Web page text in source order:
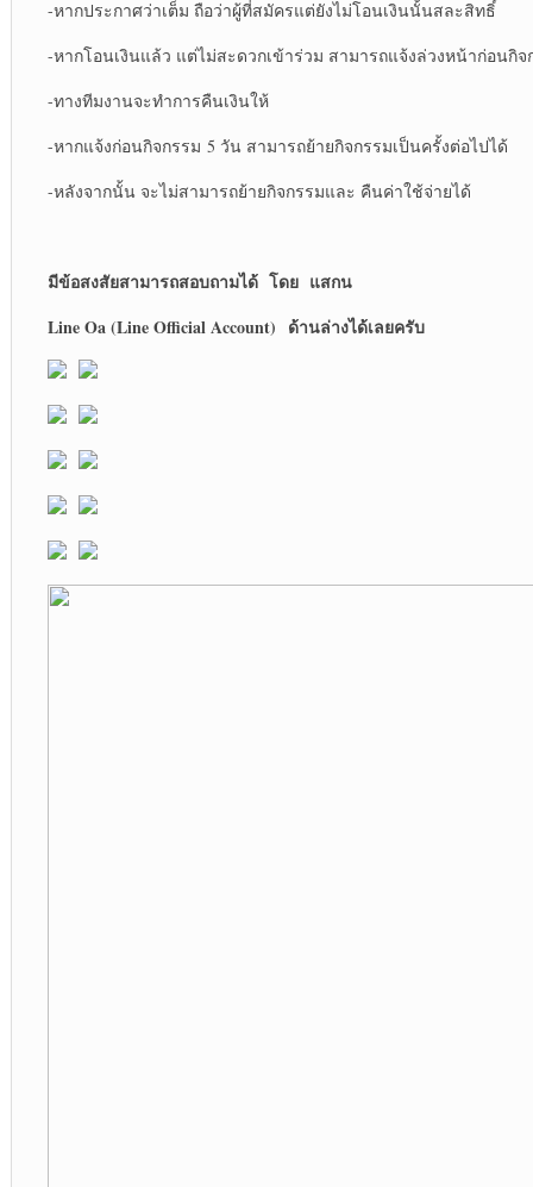
-หากประกาศว่าเต็ม ถือว่าผู้ที่สมัครแต่ยังไม่โอนเงินนั้นสละสิทธิ์
-หากโอนเงินแล้ว แต่ไม่สะดวกเข้าร่วม สามารถแจ้งล่วงหน้าก่อนกิ
-ทางทีมงานจะทำการคืนเงินให้
-หากแจ้งก่อนกิจกรรม 5 วัน สามารถย้ายกิจกรรมเป็นครั้งต่อไปได้
-หลังจากนั้น จะไม่สามารถย้ายกิจกรรมและ คืนค่าใช้จ่ายได้
มีข้อสงสัยสามารถสอบถามได้ โดย แสกน
Line Oa (Line Official Account) ด้านล่างได้เลยครับ